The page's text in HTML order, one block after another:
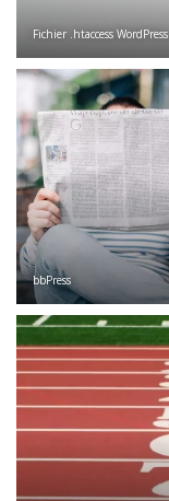
Fichier .htaccess WordPress
bbPress